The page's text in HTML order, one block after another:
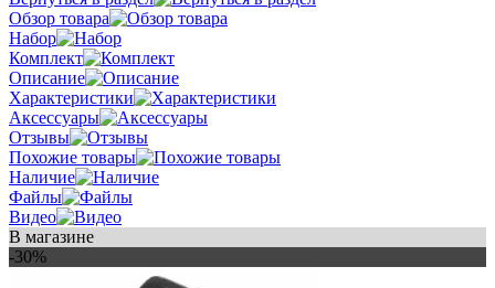
Обзор товара
Набор
Комплект
Описание
Характеристики
Аксессуары
Отзывы
Похожие товары
Наличие
Файлы
Видео
В магазине
-30%